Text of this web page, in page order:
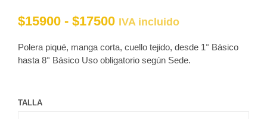
$15900 - $17500Rango
precios:
IVA incluido
Polera piqué, manga corta, cuello tejido, desde 1° Básico
hasta 8° Básico Uso obligatorio según Sede.
TALLA